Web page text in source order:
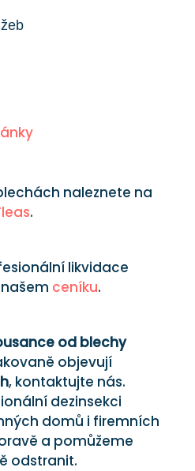
naleznete na
.
likvidace
ceníku.
od blechy
objevují
, kontaktujte nás.
dezinsekci
domů i firemních
a pomůžeme
odstranit.